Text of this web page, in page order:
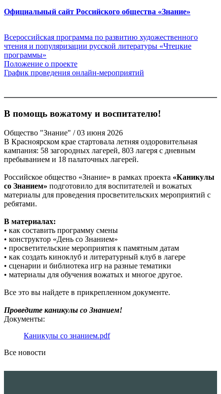
Официальный сайт Российского общества «Знание»
Всероссийская программа по развитию художественного
чтения и популяризации русской литературы «Чтецкие
программы»
Положение о проекте
График проведения онлайн-мероприятий
В помощь вожатому и воспитателю!
Общество "Знание" / 03 июня 2026
В Красноярском крае стартовала летняя оздоровительная
кампания: 58 загородных лагерей, 803 лагеря с дневным
пребыванием и 18 палаточных лагерей.
Российское общество «Знание» в рамках проекта «Каникулы
со Знанием» подготовило для воспитателей и вожатых
материалы для проведения просветительских мероприятий с
ребятами.
В материалах:
• как составить программу смены
• конструктор «День со Знанием»
• просветительские мероприятия к памятным датам
• как создать киноклуб и литературный клуб в лагере
• сценарии и библиотека игр на разные тематики
• материалы для обучения вожатых и многое другое.
Все это вы найдете в прикрепленном документе.
Проведите каникулы со Знанием!
Документы:
Каникулы со знанием.pdf
Все новости